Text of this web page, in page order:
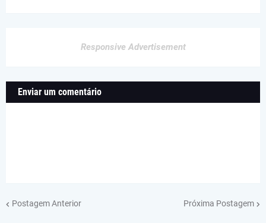
Responsive Advertisement
Enviar um comentário
Postagem Anterior Próxima Postagem